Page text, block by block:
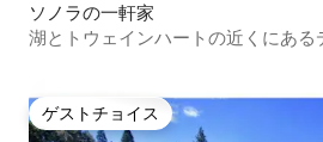
ソノラの一軒家
湖とトウェインハートの近くにある
ゲストチョイス
ゲストチョイス